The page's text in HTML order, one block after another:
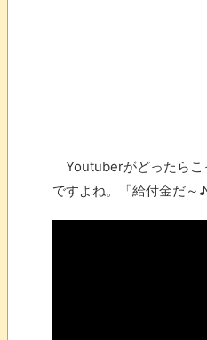
『FF15』が発
みんななんだ
「アメリカの
マケイン9巻＆
独学で挑んだ
体験談：仕事で
Youtuberがどったらこ
ですよね。「給付金だ～